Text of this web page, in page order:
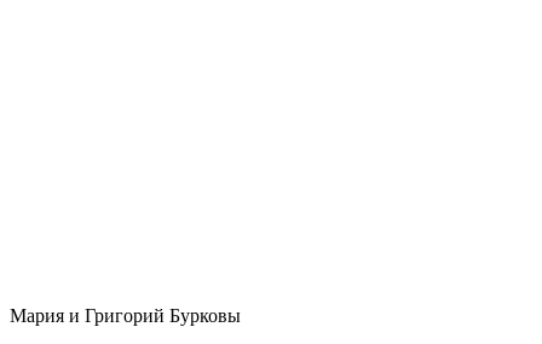
Мария и Григорий Бурковы